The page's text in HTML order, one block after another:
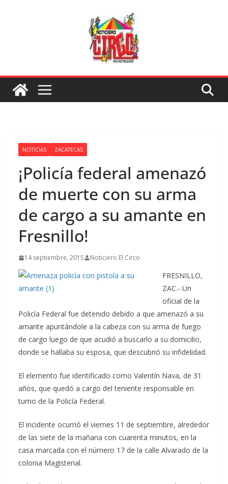
NOTICIAS ZACATECAS
¡Policía federal amenazó
de muerte con su arma
de cargo a su amante en
Fresnillo!
14 septiembre, 2015 Noticiero El Circo
FRESNILLO,
ZAC.- Un
oficial de la
Policía Federal fue detenido debido a que amenazó a su
amante apuntándole a la cabeza con su arma de fuego
de cargo luego de que acudió a buscarlo a su domicilio,
donde se hallaba su esposa, que descubrió su infidelidad.
El elemento fue identificado como Valentín Nava, de 31
años, que quedó a cargo del teniente responsable en
turno de la Policía Federal.
El incidente ocurrió el viernes 11 de septiembre, alrededor
de las siete de la mañana con cuarenta minutos, en la
casa marcada con el número 17 de la calle Alvarado de la
colonia Magisterial.